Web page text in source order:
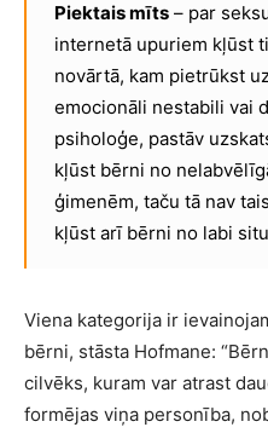
Piektais mīts – par
internetā upuriem kļūst
novārtā, kam pietrūkst
emocionāli nestabili vai
psiholoģe, pastāv
kļūst bērni no
ģimenēm, taču tā nav
kļūst arī bērni no labi
Viena kategorija ir
bērni, stāsta Hofmane:
cilvēks, kuram var atrast
formējas viņa personība,